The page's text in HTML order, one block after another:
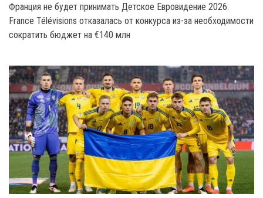
Франция не будет принимать Детское Евровидение 2026.
France Télévisions отказалась от конкурса из-за необходимости
сократить бюджет на €140 млн